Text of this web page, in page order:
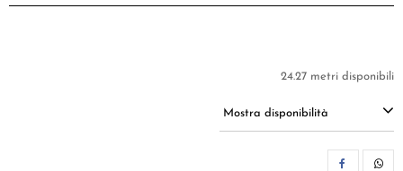
24.27 metri disponibili
Mostra disponibilità